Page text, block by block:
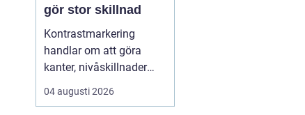
gör stor skillnad
Kontrastmarkering
handlar om att göra
kanter, nivåskillnader
och glasytor tydliga med
hjälp av färg och form.
04 augusti 2026